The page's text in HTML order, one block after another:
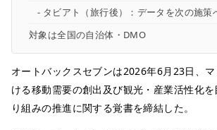
タビアト（旅行後）：データを次の施策
対象は全国の自治体・DMO
オートバックスセブンは2026年6月23日、
ける移動需要の創出及び観光・産業活性化
り組みの推進に関する覚書を締結した。